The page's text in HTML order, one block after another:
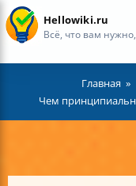
Hellowiki.ru
Всё, что вам
Главная
Чем